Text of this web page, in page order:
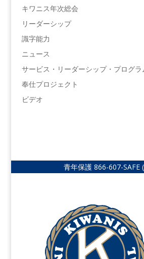
キワニス年次総会
リーダーシップ
識字能力
ニュース
サービス・リーダーシップ・プログラ
奉仕プロジェクト
ビデオ
青年保護 866-607-SAFE